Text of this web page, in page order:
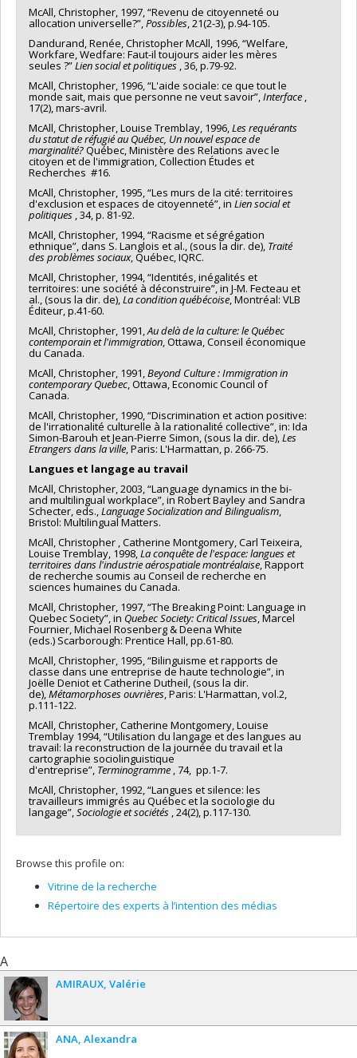
McAll, Christopher, 1997, “Revenu de citoyenneté ou
allocation universelle?”, Possibles , 21(2-3), p.94-105.
Dandurand, Renée, Christopher McAll, 1996, “Welfare,
Workfare, Wedfare: Faut-il toujours aider les mères
seules ?”Lien social et politiques , 36, p.79-92.
McAll, Christopher, 1996, “L'aide sociale: ce que tout le
monde sait, mais que personne ne veut savoir”, Interface
17(2), mars-avril.
McAll, Christopher, Louise Tremblay, 1996, Les requérants
du statut de réfugié au Québec, Un nouvel espace de
marginalité?Québec, Ministère des Relations avec le
citoyen et de l'immigration, Collection Études et
Recherches #16.
McAll, Christopher, 1995, “Les murs de la cité: territoires
d'exclusion et espaces de citoyenneté”, in Lien social et
politiques , 34, p. 81-92.
McAll, Christopher, 1994, “Racisme et ségrégation
ethnique”, dans S. Langlois et al., (sous la dir. de), Traité
des problèmes sociaux, Québec, IQRC.
McAll, Christopher, 1994, “Identités, inégalités et
territoires: une société à déconstruire”, in J-M. Fecteau et
al., (sous la dir. de), La condition québécoise, Montréal: VLB
Éditeur, p.41-60.
McAll, Christopher, 1991, Au delà de la culture: le Québec
contemporain et l'immigration , Ottawa, Conseil économique
du Canada.
McAll, Christopher, 1991, Beyond Culture : Immigration in
contemporary Quebec , Ottawa, Economic Council of
Canada.
McAll, Christopher, 1990, “Discrimination et action positive:
de l'irrationalité culturelle à la rationalité collective”, in: Ida
Simon-Barouh et Jean-Pierre Simon, (sous la dir. de), Les
Etrangers dans la ville , Paris: L'Harmattan, p. 266-75.
Langues et langage au travail
McAll, Christopher, 2003, “Language dynamics in the bi-
and multilingual workplace”, in Robert Bayley and Sandra
Schecter, eds., Language Socialization and Bilingualism
Bristol: Multilingual Matters.
McAll, Christopher , Catherine Montgomery, Carl Teixeira,
Louise Tremblay, 1998, La conquête de l'espace: langues et
territoires dans l'industrie aérospatiale montréalaise , Rapport
de recherche soumis au Conseil de recherche en
sciences humaines du Canada.
McAll, Christopher, 1997, “The Breaking Point: Language in
Quebec Society”, in Quebec Society: Critical Issues , Marcel
Fournier, Michael Rosenberg & Deena White
(eds.) Scarborough: Prentice Hall, pp.61-80.
McAll, Christopher, 1995, “Bilinguisme et rapports de
classe dans une entreprise de haute technologie”, in
Joëlle Deniot et Catherine Dutheil, (sous la dir.
de), Métamorphoses ouvrières , Paris: L'Harmattan, vol.2,
p.111-122.
McAll, Christopher, Catherine Montgomery, Louise
Tremblay 1994, “Utilisation du langage et des langues au
travail: la reconstruction de la journée du travail et la
cartographie sociolinguistique
d'entreprise”, Terminogramme , 74, pp.1-7.
McAll, Christopher, 1992, “Langues et silence: les
travailleurs immigrés au Québec et la sociologie du
langage”, Sociologie et sociétés , 24(2), p.117-130.
Browse this profile on:
Vitrine de la recherche
Répertoire des experts à l’intention des médias
A
AMIRAUX Valérie
ANA Alexandra